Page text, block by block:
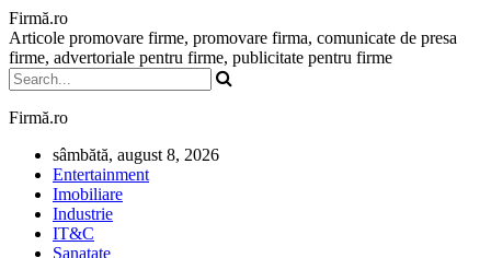
Firmă.ro
Articole promovare firme, promovare firma, comunicate de presa
firme, advertoriale pentru firme, publicitate pentru firme
Firmă.ro
sâmbătă, august 8, 2026
Entertainment
Imobiliare
Industrie
IT&C
Sanatate